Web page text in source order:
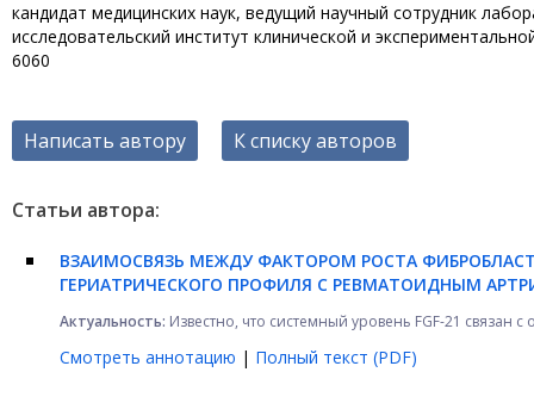
кандидат медицинских наук, ведущий научный сотрудник
исследовательский институт клинической и
6060
Написать автору К списку авторов
Статьи автора:
ВЗАИМОСВЯЗЬ МЕЖДУ ФАКТОРОМ РОСТА
ГЕРИАТРИЧЕСКОГО ПРОФИЛЯ С РЕВМАТОИДНЫМ
Актуальность: Известно, что системный уровень FGF-21
Смотреть аннотацию | Полный текст (PDF)